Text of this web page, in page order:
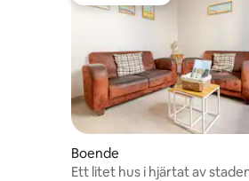
Boende
Ett litet hus i hjärtat av